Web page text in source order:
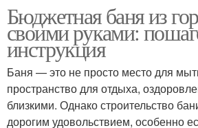
Качественный материал
Пенопласт для
строительства
Бюджетная баня из
своими руками:
инструкция
Баня — это не просто место для
пространство для отдыха,
близкими. Однако строительство
дорогим удовольствием, особенно